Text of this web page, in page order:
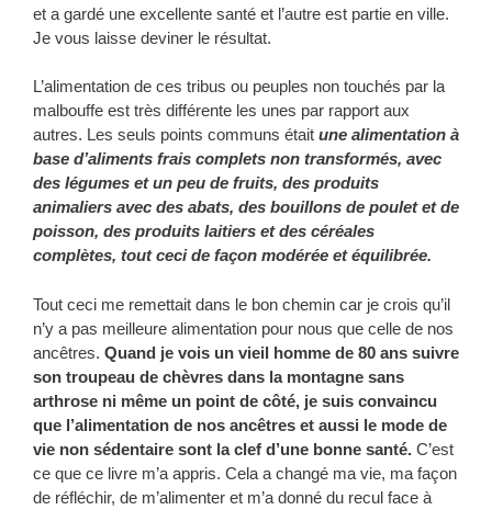
et a gardé une excellente santé et l’autre est partie en ville.
Je vous laisse deviner le résultat.
L’alimentation de ces tribus ou peuples non touchés par la
malbouffe est très différente les unes par rapport aux
autres. Les seuls points communs était une alimentation à
base d’aliments frais complets non transformés, avec
des légumes et un peu de fruits, des produits
animaliers avec des abats, des bouillons de poulet et de
poisson, des produits laitiers et des céréales
complètes, tout ceci de façon modérée et équilibrée.
Tout ceci me remettait dans le bon chemin car je crois qu’il
n’y a pas meilleure alimentation pour nous que celle de nos
ancêtres. Quand je vois un vieil homme de 80 ans suivre
son troupeau de chèvres dans la montagne sans
arthrose ni même un point de côté, je suis convaincu
que l’alimentation de nos ancêtres et aussi le mode de
vie non sédentaire sont la clef d’une bonne santé. C’est
ce que ce livre m’a appris. Cela a changé ma vie, ma façon
de réfléchir, de m’alimenter et m’a donné du recul face à